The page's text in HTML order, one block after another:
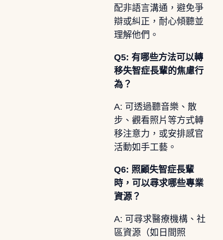
配非語言溝通，避免爭
辯或糾正，耐心傾聽並
理解他們。
Q5: 有哪些方法可以轉
移失智症長輩的焦慮行
為？
A: 可透過聽音樂、散
步、觀看照片等方式轉
移注意力，或安排感官
活動如手工藝。
Q6: 照顧失智症長輩
時，可以尋求哪些專業
資源？
A: 可尋求醫療機構、社
區資源（如日間照